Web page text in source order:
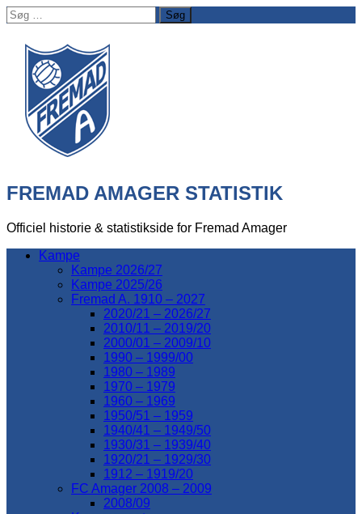
Søg
efter:
FREMAD AMAGER STATISTIK
Officiel historie & statistikside for Fremad Amager
Kampe
Kampe 2026/27
Kampe 2025/26
Fremad A. 1910 – 2027
2020/21 – 2026/27
2010/11 – 2019/20
2000/01 – 2009/10
1990 – 1999/00
1980 – 1989
1970 – 1979
1960 – 1969
1950/51 – 1959
1940/41 – 1949/50
1930/31 – 1939/40
1920/21 – 1929/30
1912 – 1919/20
FC Amager 2008 – 2009
2008/09